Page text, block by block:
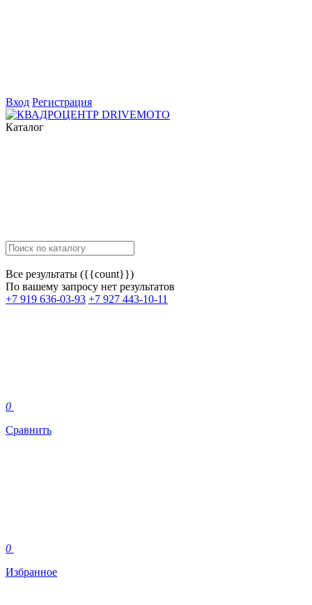
Вход Регистрация
Каталог
Все результаты ({{count}})
По вашему запросу нет результатов
+7 919 636-03-93 +7 927 443-10-11
0
Сравнить
0
Избранное